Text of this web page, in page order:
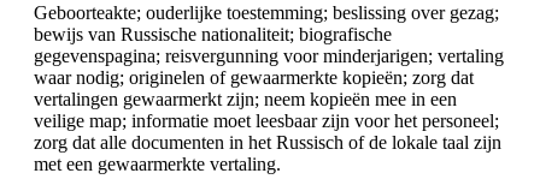
Geboorteakte; ouderlijke toestemming; beslissing over gezag;
bewijs van Russische nationaliteit; biografische
gegevenspagina; reisvergunning voor minderjarigen; vertaling
waar nodig; originelen of gewaarmerkte kopieën; zorg dat
vertalingen gewaarmerkt zijn; neem kopieën mee in een
veilige map; informatie moet leesbaar zijn voor het personeel;
zorg dat alle documenten in het Russisch of de lokale taal zijn
met een gewaarmerkte vertaling.